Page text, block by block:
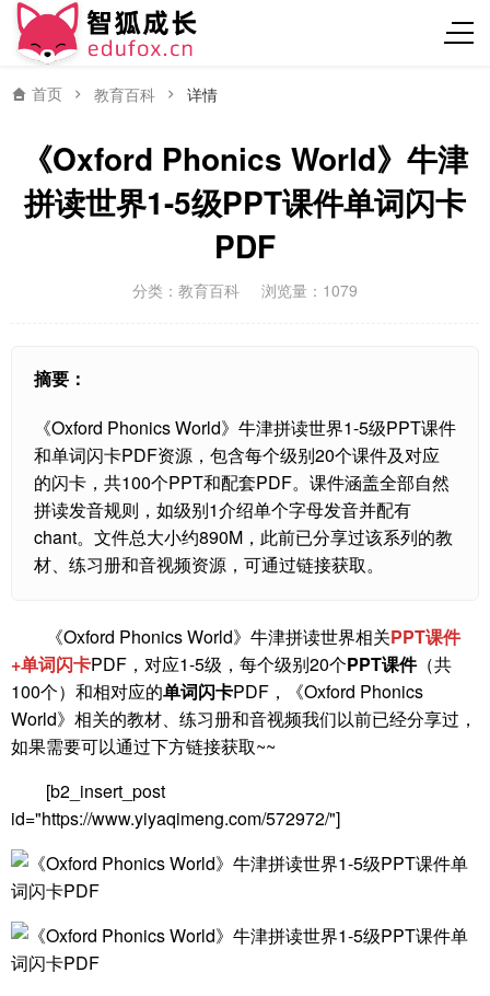
首页 教育百科 详情
《Oxford Phonics World》牛津
拼读世界1-5级PPT课件单词闪卡
PDF
分类： 教育百科 浏览量：1079
摘要：
《Oxford Phonics World》牛津拼读世界1-5级PPT课件
和单词闪卡PDF资源，包含每个级别20个课件及对应
的闪卡，共100个PPT和配套PDF。课件涵盖全部自然
拼读发音规则，如级别1介绍单个字母发音并配有
chant。文件总大小约890M，此前已分享过该系列的教
材、练习册和音视频资源，可通过链接获取。
《Oxford Phonics World》牛津拼读世界相关PPT课件
+单词闪卡PDF，对应1-5级，每个级别20个PPT课件（共
100个）和相对应的单词闪卡PDF，《Oxford Phonics
World》相关的教材、练习册和音视频我们以前已经分享过，
如果需要可以通过下方链接获取~~
[b2_insert_post
id="https://www.yiyaqimeng.com/572972/"]